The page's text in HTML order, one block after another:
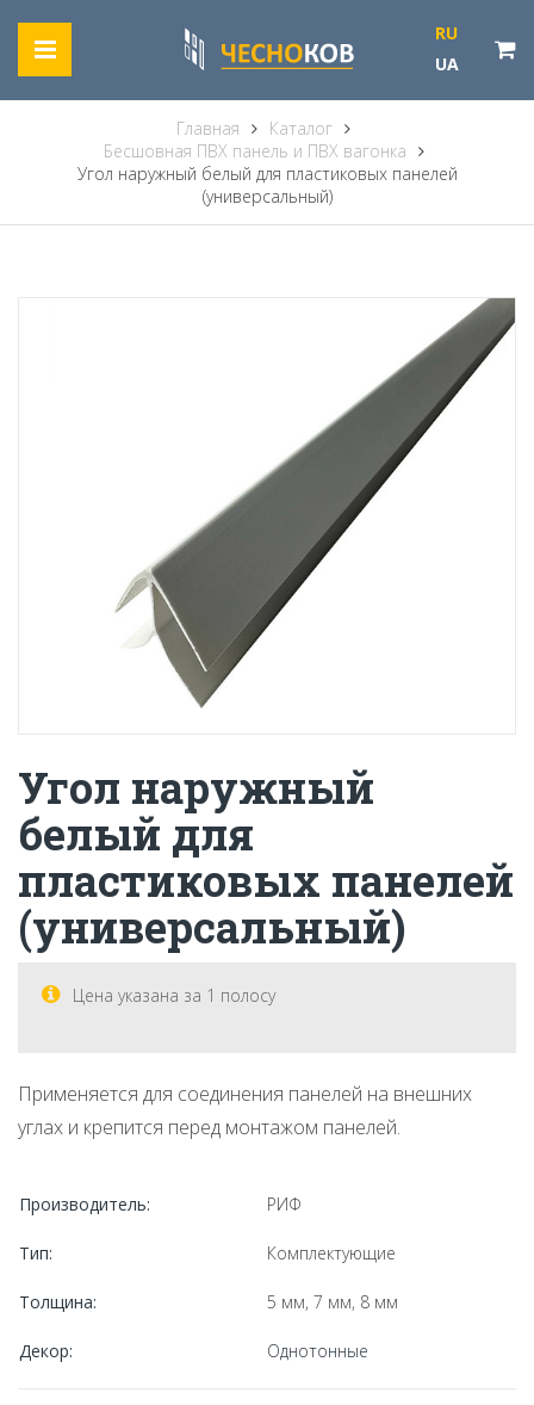
RU
UA
Главная
Каталог
Бесшовная ПВХ панель и ПВХ вагонка
Угол наружный белый для пластиковых панелей
(универсальный)
Угол наружный
белый для
пластиковых панелей
(универсальный)
Цена указана за 1 полосу
Применяется для соединения панелей на внешних
углах и крепится перед монтажом панелей.
Производитель: РИФ
Тип: Комплектующие
Толщина: 5 мм, 7 мм, 8 мм
Декор: Однотонные